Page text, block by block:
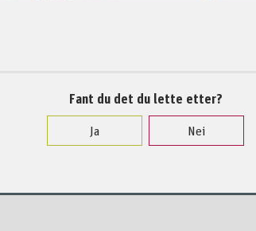
Fant du det du lette etter?
Ja
Nei